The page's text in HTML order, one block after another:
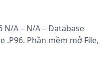
N/A – N/A – Database
.P96. Phần mềm mở File,